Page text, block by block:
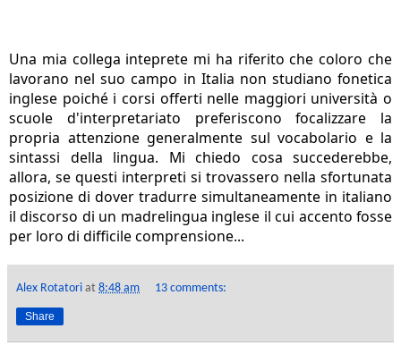
Una mia collega inteprete mi ha riferito che coloro che
lavorano nel suo campo in Italia non studiano fonetica
inglese poiché i corsi offerti nelle maggiori università o
scuole d'interpretariato preferiscono focalizzare la
propria attenzione generalmente sul vocabolario e la
sintassi della lingua. Mi chiedo cosa succederebbe,
allora, se questi interpreti si trovassero nella sfortunata
posizione di dover tradurre simultaneamente in italiano
il discorso di un madrelingua inglese il cui accento fosse
per loro di difficile comprensione...
Alex Rotatori at 8:48 am 13 comments:
Share